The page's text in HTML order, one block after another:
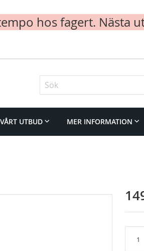
hos fagert. Nästa
Sök
VÅRT UTBUD MER INFORMATION